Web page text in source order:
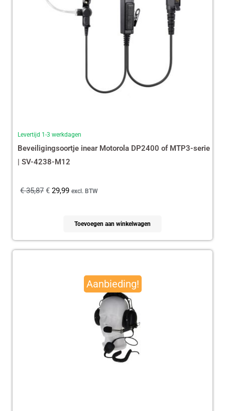
Levertijd 1-3 werkdagen
Beveiligingsoortje inear Motorola DP2400 of MTP3-serie
| SV-4238-M12
€35,87 € 29,99 excl. BTW
Toevoegen aan winkelwagen
Aanbieding!
€ 165,00.